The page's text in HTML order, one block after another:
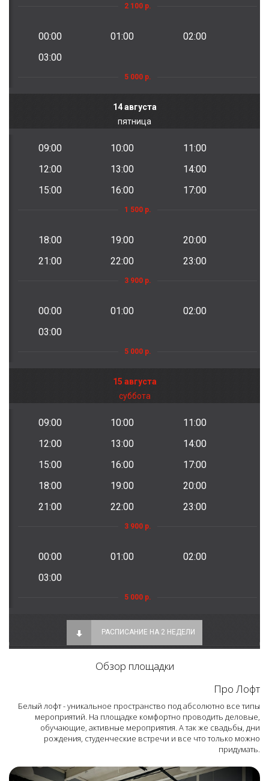
Обзор площадки
Про Лофт
Белый лофт - уникальное пространство под абсолютно все типы
мероприятий. На площадке комфортно проводить деловые,
обучающие, активные мероприятия. А так же свадьбы, дни
рождения, студенческие встречи и все что только можно
придумать.